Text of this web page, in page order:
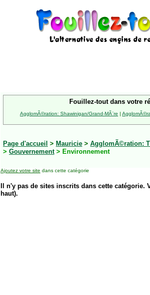
Fouillez-tout dans votre
AgglomÃ©ration: Shawinigan/Grand-MÃ¨re |
Page d'accueil > Mauricie > AgglomÃ©ration:
> Gouvernement> Environnement
Ajoutez votre site dans cette catégorie
Il n'y pas de sites inscrits dans cette
haut).